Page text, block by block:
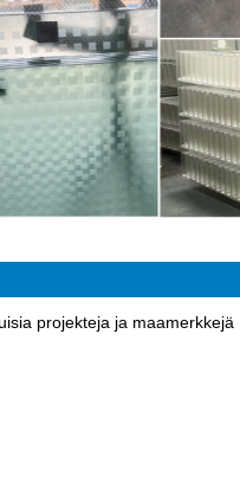
projekteja ja maamerkkejä